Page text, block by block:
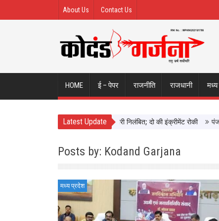
About Us Contact Us
HOME ई – पेपर राजनीति राजधानी
Latest Update
छिंदवाड़ा में दिखाई सख्ती, 3 अधिकारी निलंबित; दो की इंक्रीमेंट रोकी पंजाब चुनाव
Posts by: Kodand Garjana
मध्य प्रदेश